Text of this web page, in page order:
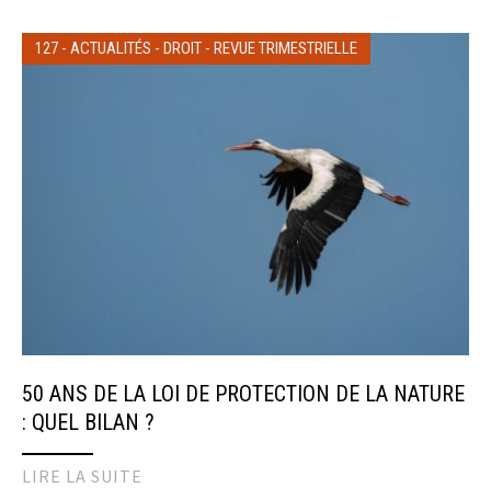
127 - ACTUALITÉS - DROIT - REVUE TRIMESTRIELLE
50 ANS DE LA LOI DE PROTECTION DE LA NATURE
: QUEL BILAN ?
LIRE LA SUITE